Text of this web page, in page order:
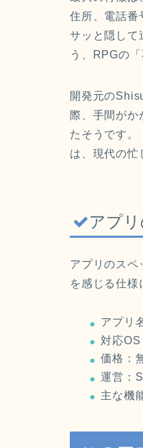
住所、電話番
サッと隠し
う、RPGの
開発元の
際、手間が
たそうです。
は、現代の忙
アプ
アプリのスペ
を感じる仕様
アプリ
対応
価格：
運営：
主な機